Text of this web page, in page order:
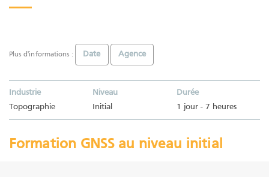
Plus d'informations : Date Agence
Industrie
Topographie
Niveau
Initial
Durée
1 jour - 7 heures
Formation GNSS au niveau initial